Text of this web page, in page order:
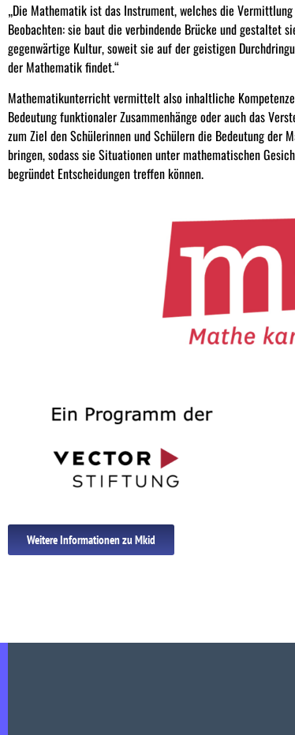
„Die Mathematik ist das Instrument, welches die
Beobachten: sie baut die verbindende Brücke und gestaltet
gegenwärtige Kultur, soweit sie auf der geistigen
der Mathematik findet.“
Mathematikunterricht vermittelt also inhaltliche
Bedeutung funktionaler Zusammenhänge oder auch das
zum Ziel den Schülerinnen und Schülern die Bedeutung
bringen, sodass sie Situationen unter mathematischen
begründet Entscheidungen treffen können.
Weitere Informationen zu Mkid